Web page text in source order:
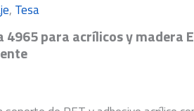
, Tesa
4965 para acrílicos y madera